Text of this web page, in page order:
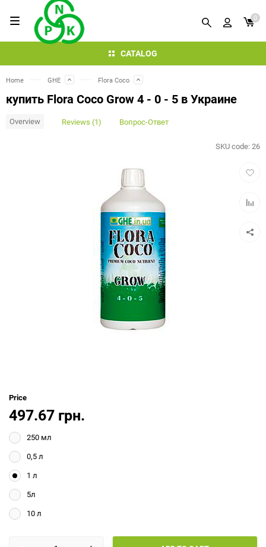
CATALOG
0
Home GHE Flora Coco
купить Flora Coco Grow 4 - 0 - 5 в Украине
Overview Reviews (1) Вопрос-Ответ
Add
Add
to
table
SKU code:26
Price
497.67 грн.
250 мл
0,5 л
1 л
5л
10 л